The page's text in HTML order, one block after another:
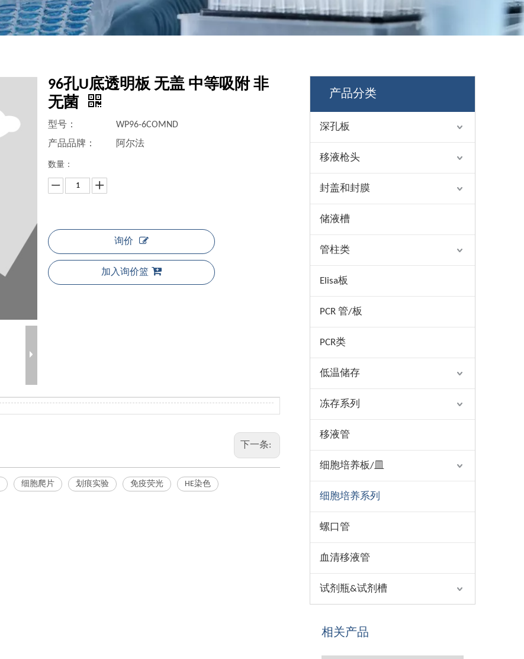
96孔U底透明板 无盖 中等吸附 非
无菌
型号：
WP96-6COMND
产品品牌：
阿尔法
数量：
询价
加入询价篮
下一条:
细胞爬片 划痕实验 免疫荧光 HE染色
产品分类
深孔板
移液枪头
封盖和封膜
储液槽
管柱类
Elisa板
PCR 管/板
PCR类
低温储存
冻存系列
移液管
细胞培养板/皿
细胞培养系列
螺口管
血清移液管
试剂瓶&试剂槽
相关产品